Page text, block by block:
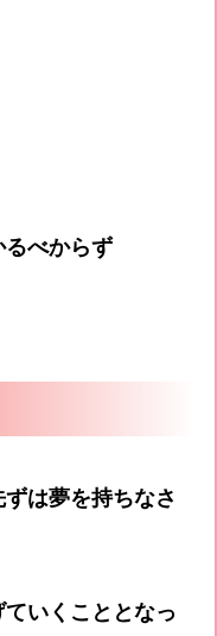
べからず
は夢を持ちなさ
いくこととなっ